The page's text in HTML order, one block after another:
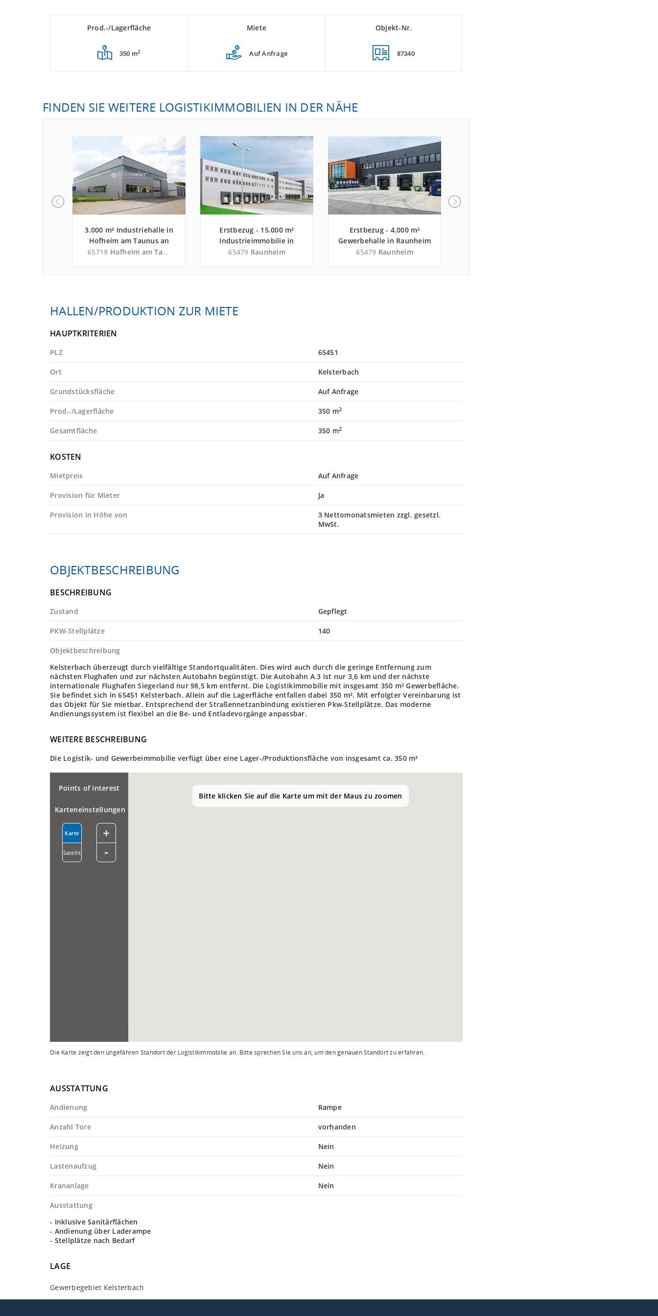
Prod.-/Lagerfläche
350 m2
Miete
Auf Anfrage
Objekt-Nr.
87340
FINDEN SIE WEITERE LOGISTIKIMMOBILIEN IN DER NÄHE
3.000 m² Industriehalle in
Hofheim am Taunus an
der Autobahn A 66 -
Kreis
65719 Hofheim am Taunus
Erstbezug - 15.000 m²
Industrieimmobilie in
Raunheim an der
Groß-Gerau
65479 Raunheim
Erstbezug - 4.000 m²
Gewerbehalle in Raunheim
an der Autobahn A 3 -
65479 Raunheim
HALLEN/PRODUKTION ZUR MIETE
HAUPTKRITERIEN
PLZ 65451
Ort Kelsterbach
Grundstücksfläche Auf Anfrage
Prod.-/Lagerfläche 350 m2
Gesamtfläche 350 m2
KOSTEN
Mietpreis Auf Anfrage
Provision für Mieter Ja
Provision in Höhe von
3 Nettomonatsmieten zzgl. gesetzl.
MwSt.
OBJEKTBESCHREIBUNG
BESCHREIBUNG
Zustand Gepflegt
PKW-Stellplätze 140
Objektbeschreibung
Kelsterbach überzeugt durch vielfältige Standortqualitäten. Dies wird auch durch die geringe Entfernung zum
nächsten Flughafen und zur nächsten Autobahn begünstigt. Die Autobahn A 3 ist nur 3,6 km und der nächste
internationale Flughafen Siegerland nur 98,5 km entfernt. Die Logistikimmobilie mit insgesamt 350 m² Gewerbefläche.
Sie befindet sich in 65451 Kelsterbach. Allein auf die Lagerfläche entfallen dabei 350 m². Mit erfolgter Vereinbarung ist
das Objekt für Sie mietbar. Entsprechend der Straßennetzanbindung existieren Pkw-Stellplätze. Das moderne
Andienungssystem ist flexibel an die Be- und Entladevorgänge anpassbar.
WEITERE BESCHREIBUNG
Die Logistik- und Gewerbeimmobilie verfügt über eine Lager-/Produktionsfläche von insgesamt ca. 350 m²
Bitte klicken Sie auf die Karte um mit der Maus zu zoomen
Points of interest
Karteneinstellungen
Karte
Satellit
+
-
Die Karte zeigt den ungefähren Standort der Logistikimmobilie an. Bitte sprechen Sie uns an, um den genauen Standort zu erfahren.
AUSSTATTUNG
Andienung Rampe
Anzahl Tore vorhanden
Heizung Nein
Lastenaufzug Nein
Krananlage Nein
Ausstattung
- Inklusive Sanitärflächen
- Andienung über Laderampe
- Stellplätze nach Bedarf
LAGE
Gewerbegebiet Kelsterbach